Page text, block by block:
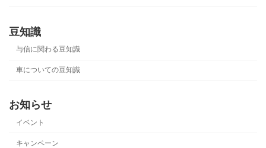
豆知識
与信に関わる豆知識
車についての豆知識
お知らせ
イベント
キャンペーン